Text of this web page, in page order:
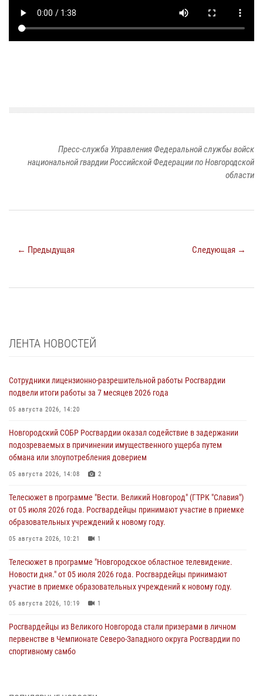
Пресс-служба Управления Федеральной службы войск
национальной гвардии Российской Федерации по Новгородской
области
← Предыдущая Следующая →
ЛЕНТА НОВОСТЕЙ
Сотрудники лицензионно-разрешительной работы Росгвардии
подвели итоги работы за 7 месяцев 2026 года
05 августа 2026, 14:20
Новгородский СОБР Росгвардии оказал содействие в задержании
подозреваемых в причинении имущественного ущерба путем
обмана или злоупотребления доверием
05 августа 2026, 14:08 2
Телесюжет в программе "Вести. Великий Новгород" (ГТРК "Славия")
от 05 июля 2026 года. Росгвардейцы принимают участие в приемке
образовательных учреждений к новому году.
05 августа 2026, 10:21 1
Телесюжет в программе "Новгородское областное телевидение.
Новости дня." от 05 июля 2026 года. Росгвардейцы принимают
участие в приемке образовательных учреждений к новому году.
05 августа 2026, 10:19 1
Росгвардейцы из Великого Новгорода стали призерами в личном
первенстве в Чемпионате Северо-Западного округа Росгвардии по
спортивному самбо